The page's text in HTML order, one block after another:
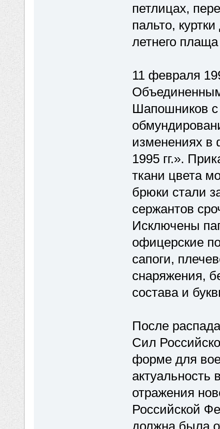
петлицах,
пальто,
летнего
11 февраля
Шапошников
изменениях в
1995 гг.».
ткани цвета
брюки стали
сержантов
Исключены
офицерские
сапоги,
снаряжения,
состава и
После
Сил
форме для
актуальность
отражения
Российской